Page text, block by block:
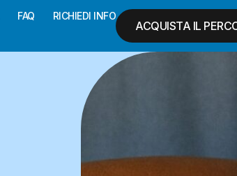
FAQ RICHIEDI INFO
ACQUISTA IL